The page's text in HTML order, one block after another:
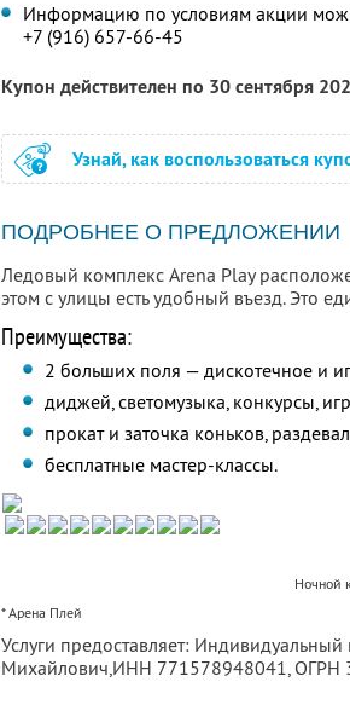
Информацию по условиям акции
+7 (916) 657-66-45
Купон действителен по 30 сентября
Узнай, как воспользоваться
ПОДРОБНЕЕ О ПРЕДЛОЖЕНИИ
Ледовый комплекс Arena Play
этом с улицы есть удобный въезд. Это
Преимущества:
2 больших поля — дискотечное и
диджей, светомузыка, конкурсы,
прокат и заточка коньков,
бесплатные мастер-классы.
Ночной
* Арена Плей
Услуги предоставляет:
Михайлович,ИНН 771578948041, ОГРН